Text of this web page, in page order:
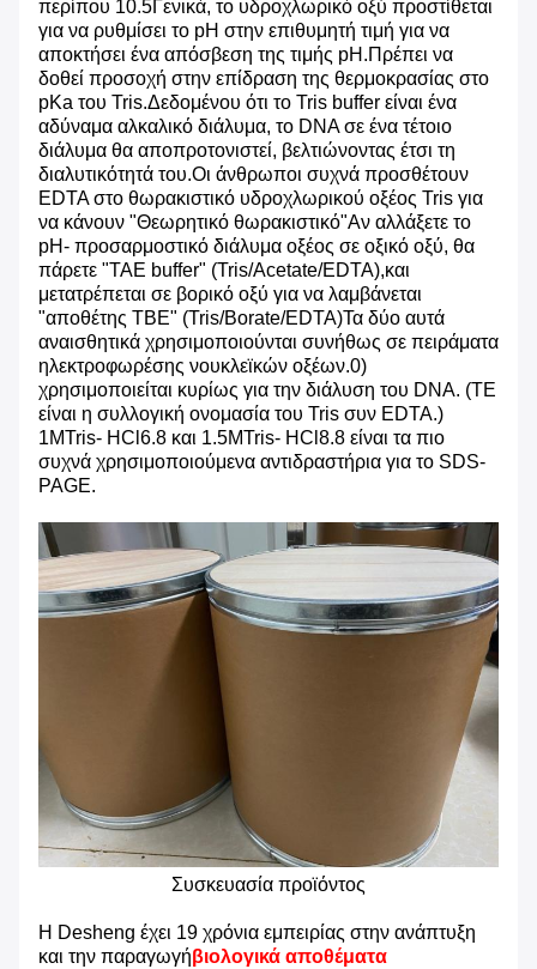
περίπου 10.5Γενικά, το υδροχλωρικό οξύ προστίθεται
για να ρυθμίσει το pH στην επιθυμητή τιμή για να
αποκτήσει ένα απόσβεση της τιμής pH.Πρέπει να
δοθεί προσοχή στην επίδραση της θερμοκρασίας στο
pKa του Tris.Δεδομένου ότι το Tris buffer είναι ένα
αδύναμα αλκαλικό διάλυμα, το DNA σε ένα τέτοιο
διάλυμα θα αποπροτονιστεί, βελτιώνοντας έτσι τη
διαλυτικότητά του.Οι άνθρωποι συχνά προσθέτουν
EDTA στο θωρακιστικό υδροχλωρικού οξέος Tris για
να κάνουν "Θεωρητικό θωρακιστικό"Αν αλλάξετε το
pH- προσαρμοστικό διάλυμα οξέος σε οξικό οξύ, θα
πάρετε "TAE buffer" (Tris/Acetate/EDTA),και
μετατρέπεται σε βορικό οξύ για να λαμβάνεται
"αποθέτης TBE" (Tris/Borate/EDTA)Τα δύο αυτά
αναισθητικά χρησιμοποιούνται συνήθως σε πειράματα
ηλεκτροφωρέσης νουκλεϊκών οξέων.0)
χρησιμοποιείται κυρίως για την διάλυση του DNA. (TE
είναι η συλλογική ονομασία του Tris συν EDTA.)
1MTris- HCl6.8 και 1.5MTris- HCl8.8 είναι τα πιο
συχνά χρησιμοποιούμενα αντιδραστήρια για το SDS-
PAGE.
Συσκευασία προϊόντος
Η Desheng έχει 19 χρόνια εμπειρίας στην ανάπτυξη
και την παραγωγήβιολογικά αποθέματα